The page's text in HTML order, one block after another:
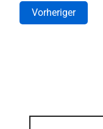
Vorheriger